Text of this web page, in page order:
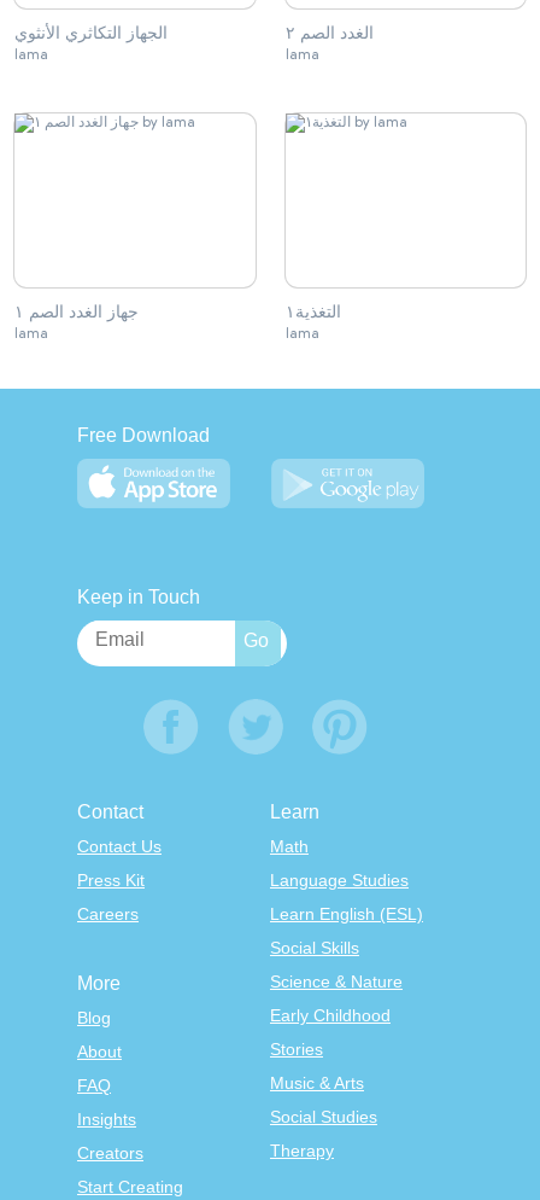
الجهاز التكاثري الأنثوي
lama
الغدد الصم ٢
lama
جهاز الغدد الصم ١
lama
التغذية١
lama
Free Download
Keep in Touch
Contact
Contact Us
Press Kit
Careers
Learn
Math
Language Studies
Learn English (ESL)
Social Skills
Science & Nature
Early Childhood
Stories
Music & Arts
Social Studies
Therapy
More
Blog
About
FAQ
Insights
Creators
Start Creating